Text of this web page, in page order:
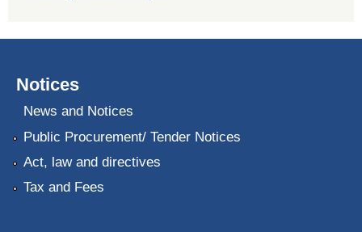
Notices
News and Notices
Public Procurement/ Tender Notices
Act, law and directives
Tax and Fees